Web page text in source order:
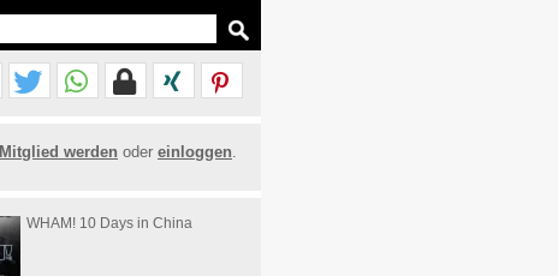
Mitglied werden oder einloggen.
WHAM! 10 Days in China